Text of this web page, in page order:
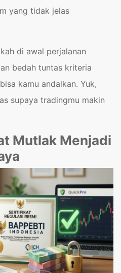
yang tidak jelas
di awal perjalanan
bedah tuntas kriteria
kamu andalkan. Yuk,
supaya tradingmu makin
Mutlak Menjadi